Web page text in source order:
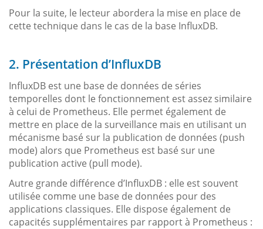
Pour la suite, le lecteur abordera la mise en place de
cette technique dans le cas de la base InfluxDB.
2. Présentation d’InfluxDB
InfluxDB est une base de données de séries
temporelles dont le fonctionnement est assez similaire
à celui de Prometheus. Elle permet également de
mettre en place de la surveillance mais en utilisant un
mécanisme basé sur la publication de données (push
mode) alors que Prometheus est basé sur une
publication active (pull mode).
Autre grande différence d’InfluxDB : elle est souvent
utilisée comme une base de données pour des
applications classiques. Elle dispose également de
capacités supplémentaires par rapport à Prometheus :